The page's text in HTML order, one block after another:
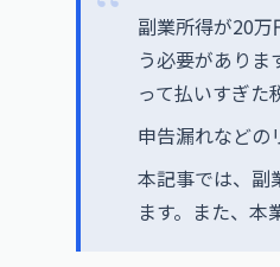
副業所得が20
う必要があり
って払いすぎた
申告漏れなどの
本記事では、副
ます。また、本